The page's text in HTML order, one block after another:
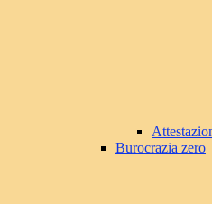
Burocrazia zero